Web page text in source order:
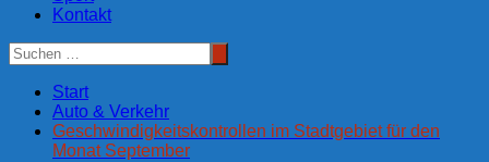
Kontakt
Start
Auto & Verkehr
Geschwindigkeitskontrollen im Stadtgebiet für den
Monat September